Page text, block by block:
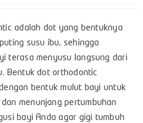
adalah dot yang bentuknya
susu ibu, sehingga
terasa menyusu langsung dari
Bentuk dot orthodontic
bentuk mulut bayi untuk
menunjang pertumbuhan
bayi Anda agar gigi tumbuh